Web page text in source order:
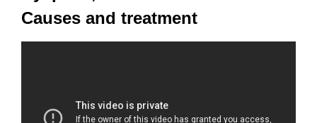
Causes and treatment